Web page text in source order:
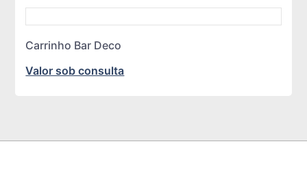
Carrinho Bar Deco
Valor sob consulta